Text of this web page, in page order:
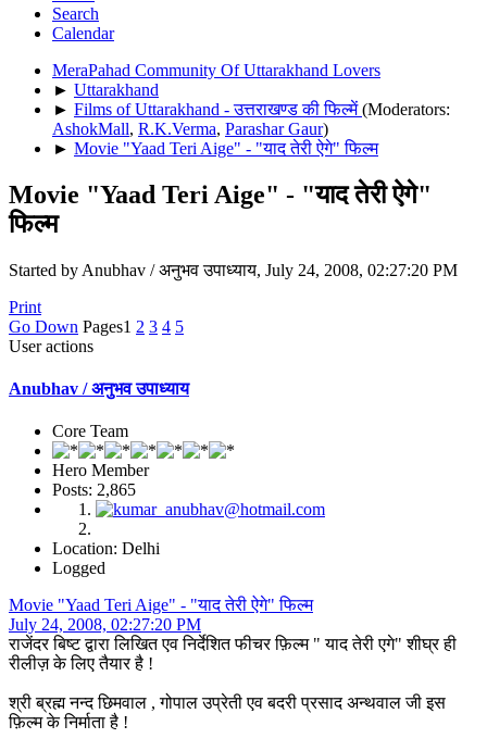
Search
Calendar
MeraPahad Community Of Uttarakhand Lovers
► Uttarakhand
► Films of Uttarakhand - उत्तराखण्ड की फिल्में(Moderators:
AshokMall, R.K.Verma, Parashar Gaur)
► Movie "Yaad Teri Aige" - "याद तेरी ऐगे" फिल्म
Movie "Yaad Teri Aige" - "याद तेरी ऐगे"
फिल्म
Started by Anubhav / अनुभव उपाध्याय, July 24, 2008, 02:27:20 PM
Print
Go Down Pages1 2 3 4 5
User actions
Anubhav / अनुभव उपाध्याय
Core Team
Hero Member
Posts: 2,865
Location: Delhi
Logged
Movie "Yaad Teri Aige" - "याद तेरी ऐगे" फिल्म
July 24, 2008, 02:27:20 PM
राजेंदर बिष्ट द्वारा लिखित एव निर्देशित फीचर फ़िल्म " याद तेरी एगे" शीघ्र ही
रीलीज़ के लिए तैयार है !
श्री ब्रह्म नन्द छिमवाल , गोपाल उप्रेती एव बदरी प्रसाद अन्थवाल जी इस
फ़िल्म के निर्माता है !